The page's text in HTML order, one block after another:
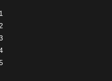
1
2